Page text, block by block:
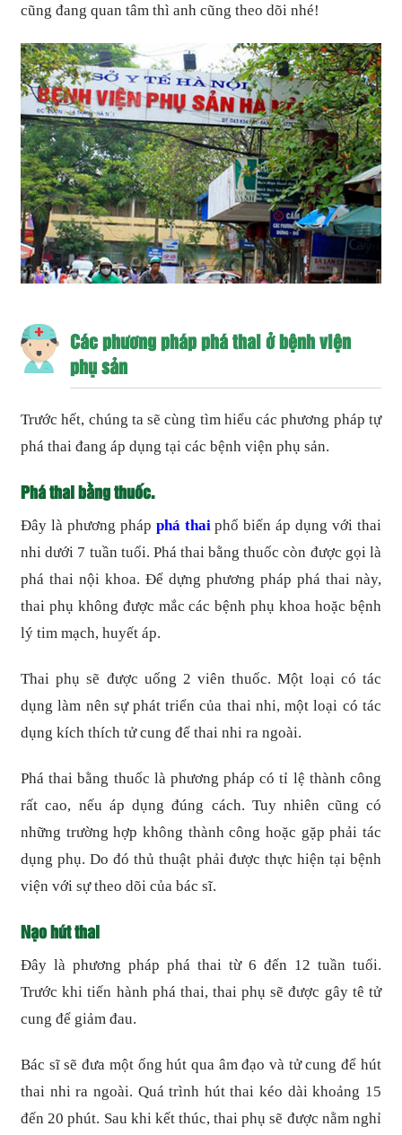
cũng đang quan tâm thì anh cũng theo dõi nhé!
Các phương pháp phá thai ở bệnh viện
phụ sản
Trước hết, chúng ta sẽ cùng tìm hiểu các phương pháp tự
phá thai đang áp dụng tại các bệnh viện phụ sản.
Phá thai bằng thuốc.
Đây là phương pháp phá thai phổ biến áp dụng với thai
nhi dưới 7 tuần tuổi. Phá thai bằng thuốc còn được gọi là
phá thai nội khoa. Để dựng phương pháp phá thai này,
thai phụ không được mắc các bệnh phụ khoa hoặc bệnh
lý tim mạch, huyết áp.
Thai phụ sẽ được uống 2 viên thuốc. Một loại có tác
dụng làm nên sự phát triển của thai nhi, một loại có tác
dụng kích thích tử cung để thai nhi ra ngoài.
Phá thai bằng thuốc là phương pháp có tỉ lệ thành công
rất cao, nếu áp dụng đúng cách. Tuy nhiên cũng có
những trường hợp không thành công hoặc gặp phải tác
dụng phụ. Do đó thủ thuật phải được thực hiện tại bệnh
viện với sự theo dõi của bác sĩ.
Nạo hút thai
Đây là phương pháp phá thai từ 6 đến 12 tuần tuổi.
Trước khi tiến hành phá thai, thai phụ sẽ được gây tê tử
cung để giảm đau.
Bác sĩ sẽ đưa một ống hút qua âm đạo và tử cung để hút
thai nhi ra ngoài. Quá trình hút thai kéo dài khoảng 15
đến 20 phút. Sau khi kết thúc, thai phụ sẽ được nằm nghỉ